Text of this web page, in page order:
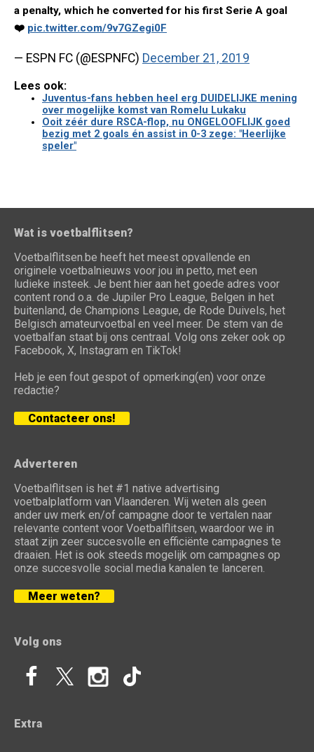
a penalty, which he converted for his first Serie A goal
❤️ pic.twitter.com/9v7GZegi0F
— ESPN FC (@ESPNFC) December 21, 2019
Lees ook:
Juventus-fans hebben heel erg DUIDELIJKE mening
over mogelijke komst van Romelu Lukaku
Ooit zéér dure RSCA-flop, nu ONGELOOFLIJK goed
bezig met 2 goals én assist in 0-3 zege: "Heerlijke
speler"
Wat is voetbalflitsen?
Voetbalflitsen.be heeft het meest opvallende en
originele voetbalnieuws voor jou in petto, met een
ludieke insteek. Je bent hier aan het goede adres voor
content rond o.a. de Jupiler Pro League, Belgen in het
buitenland, de Champions League, de Rode Duivels, het
Belgisch amateurvoetbal en veel meer. De stem van de
voetbalfan staat bij ons centraal. Volg ons zeker ook op
Facebook, X, Instagram en TikTok!
Heb je een fout gespot of opmerking(en) voor onze
redactie?
Contacteer ons!
Adverteren
Voetbalflitsen is het #1 native advertising
voetbalplatform van Vlaanderen. Wij weten als geen
ander uw merk en/of campagne door te vertalen naar
relevante content voor Voetbalflitsen, waardoor we in
staat zijn zeer succesvolle en efficiënte campagnes te
draaien. Het is ook steeds mogelijk om campagnes op
onze succesvolle social media kanalen te lanceren.
Meer weten?
Volg ons
Extra